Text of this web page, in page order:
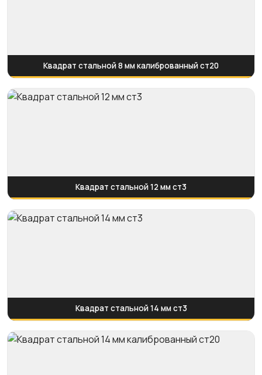
Квадрат стальной 8 мм калиброванный ст20
Квадрат стальной 12 мм ст3
Квадрат стальной 14 мм ст3